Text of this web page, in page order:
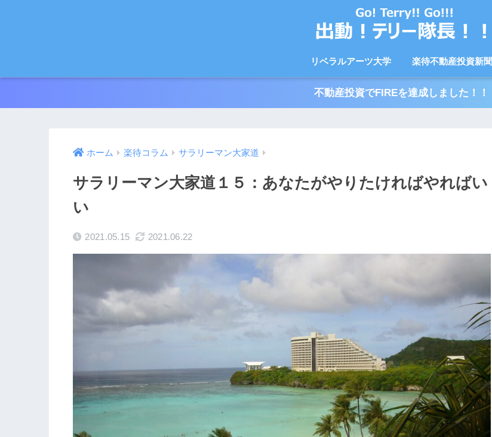
リベラルアーツ大学 楽待不動産投資新聞
不動産投資でFIREを達成しました！！
ホーム 楽待コラム サラリーマン大家道
サラリーマン大家道１５：あなたがやりたければやればい
い
2021.05.15 2021.06.22